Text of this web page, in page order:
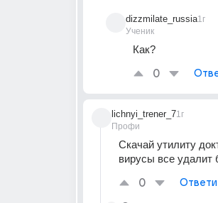
dizzmilate_russia
Ученик
1г
Как?
0
lichnyi_trener_7
Профи
1г
Скачай утилиту
вирусы все удалит
0